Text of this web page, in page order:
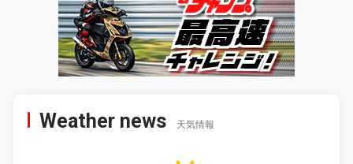
Weather news 天気情報